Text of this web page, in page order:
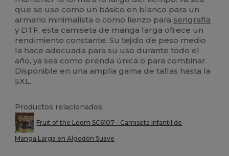
que se use como un básico en blanco para un
armario minimalista o como lienzo para serigrafía
y DTF, esta camiseta de manga larga ofrece un
rendimiento constante. Su tejido de peso medio
la hace adecuada para su uso durante todo el
año, ya sea como prenda única o para combinar.
Disponible en una amplia gama de tallas hasta la
5XL.
Productos relacionados:
Fruit of the Loom SC6107 - Camiseta Infantil de
Manga Larga en Algodón Suave